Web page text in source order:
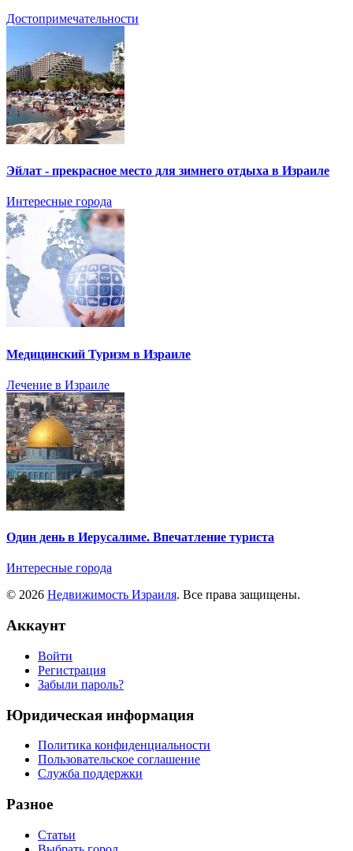
Достопримечательности
Эйлат - прекрасное место для зимнего отдыха в Израиле
Интересные города
Медицинский Туризм в Израиле
Лечение в Израиле
Один день в Иерусалиме. Впечатление туриста
Интересные города
© 2026 Недвижимость Израиля. Все права защищены.
Аккаунт
Войти
Регистрация
Забыли пароль?
Юридическая информация
Политика конфиденциальности
Пользовательское соглашение
Служба поддержки
Разное
Статьи